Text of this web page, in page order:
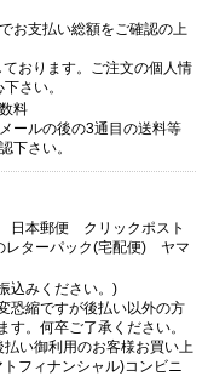
お支払い総額をご確認の上
おります。ご注文の個人情
さい。
料
ールの後の3通目の送料等
下さい。
日本郵便 クリックポスト
ターパック(宅配便) ヤマ
込みください。)
恐縮ですが後払い以外の方
。何卒ご了承ください。
い御利用のお客様お買い上
フィナンシャル)コンビニ